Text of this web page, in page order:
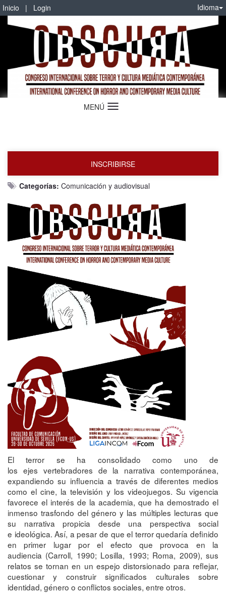
Inicio | Login Idioma
MENÚ Idioma
INSCRIBIRSE
Categorías: Comunicación y audiovisual
El terror se ha consolidado como uno de
los ejes vertebradores de la narrativa contemporánea,
expandiendo su influencia a través de diferentes medios
como el cine, la televisión y los videojuegos. Su vigencia
favorece el interés de la academia, que ha demostrado el
inmenso trasfondo del género y las múltiples lecturas que
su narrativa propicia desde una perspectiva social
e ideológica. Así, a pesar de que el terror quedaría definido
en primer lugar por el efecto que provoca en la
audiencia (Carroll, 1990; Losilla, 1993; Roma, 2009), sus
relatos se tornan en un espejo distorsionado para reflejar,
cuestionar y construir significados culturales sobre
identidad, género o conflictos sociales, entre otros.